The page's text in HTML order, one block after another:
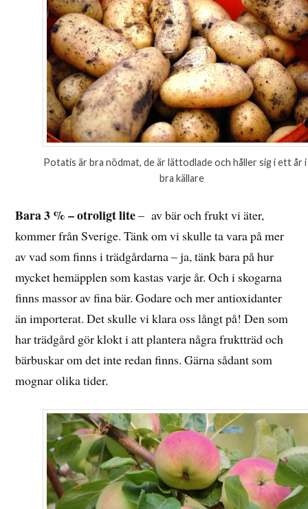
Potatis är bra nödmat, de är lättodlade och håller sig i ett år
bra källare
Bara 3 % – otroligt lite– av bär och frukt vi äter,
kommer från Sverige. Tänk om vi skulle ta vara på mer
av vad som finns i trädgårdarna – ja, tänk bara på hur
mycket hemäpplen som kastas varje år. Och i skogarna
finns massor av fina bär. Godare och mer antioxidanter
än importerat. Det skulle vi klara oss långt på! Den som
har trädgård gör klokt i att plantera några fruktträd och
bärbuskar om det inte redan finns. Gärna sådant som
mognar olika tider.